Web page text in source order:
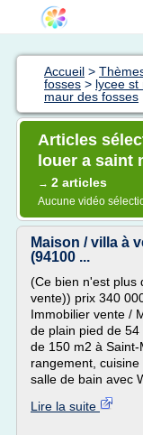
Accueil >
fosses > lycee st
maur des fosses
Articles
louer a saint
→ 2 articles
Aucune vidéo
Maison / villa à
(94100 ...
(Ce bien n'est plus
vente)) prix 340
Immobilier vente /
de plain pied de
de 150 m2 à
rangement,
salle de bain avec
Lire la suite